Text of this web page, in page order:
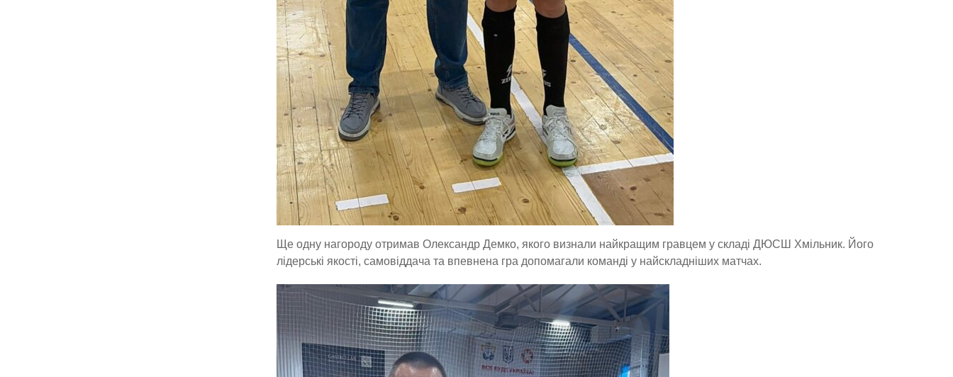
Ще одну нагороду отримав Олександр Демко, якого визнали найкращим гравцем у складі ДЮСШ Хмільник. Його
лідерські якості, самовіддача та впевнена гра допомагали команді у найскладніших матчах.